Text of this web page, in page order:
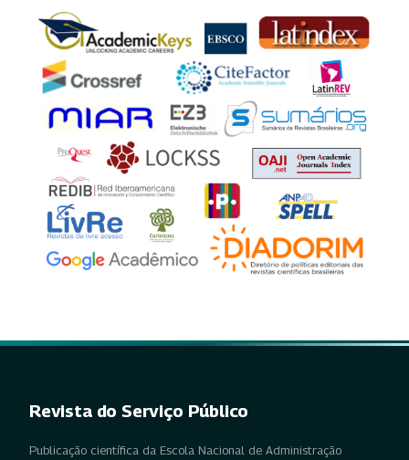
Revista do Serviço Público
Publicação científica da Escola Nacional de Administração